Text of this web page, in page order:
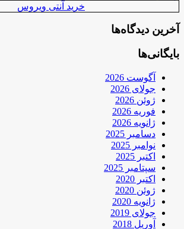
خرید آنتی ویروس
آخرین دیدگاه‌ها
بایگانی‌ها
آگوست 2026
جولای 2026
ژوئن 2026
فوریه 2026
ژانویه 2026
دسامبر 2025
نوامبر 2025
اکتبر 2025
سپتامبر 2025
اکتبر 2020
ژوئن 2020
ژانویه 2020
جولای 2019
آوریل 2018